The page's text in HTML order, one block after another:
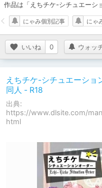
作品は「えちチケ-シチュエーシ
いいね 0 ウォッ
にゃみ個別記事 にゃ
えちチケ-シチュエーシ
同人 - R18
出典:
https://www.dlsite.com/
html